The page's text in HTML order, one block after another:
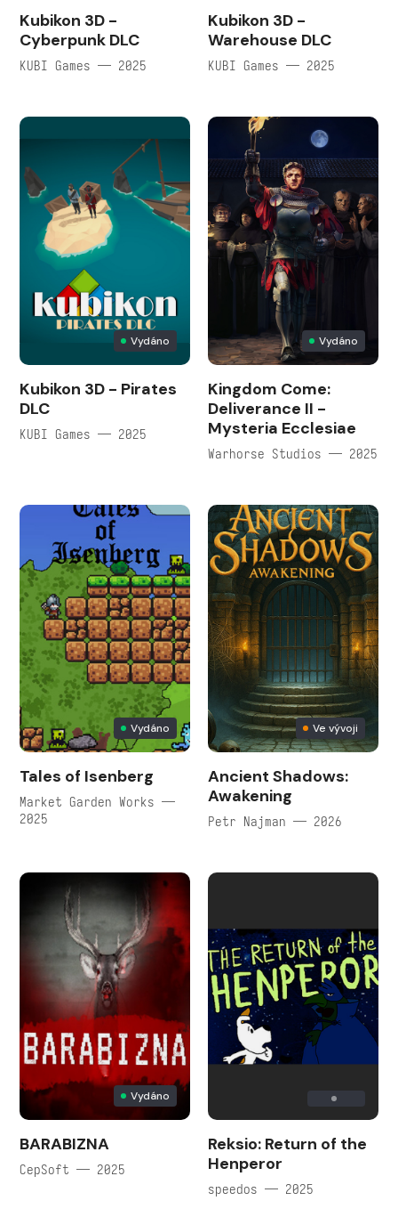
Kubikon 3D -
Cyberpunk DLC
KUBI Games — 2025
Kubikon 3D -
Warehouse DLC
KUBI Games — 2025
Vydáno
Kubikon 3D - Pirates
DLC
KUBI Games — 2025
Vydáno
Kingdom Come:
Deliverance II -
Mysteria Ecclesiae
Warhorse Studios — 2025
Vydáno
Tales of Isenberg
Market Garden Works —
2025
Ve vývoji
Ancient Shadows:
Awakening
Petr Najman — 2026
Vydáno
BARABIZNA
CepSoft — 2025
Reksio: Return of the
Henperor
speedos — 2025